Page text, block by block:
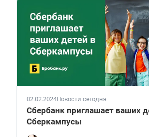
02.02.2024Новости сегодня
Сбербанк приглашает ваших
Сберкампусы